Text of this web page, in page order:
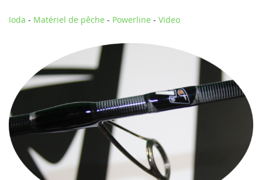
Ioda - Matériel de pêche - Powerline - Video